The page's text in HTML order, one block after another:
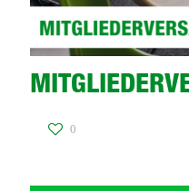
0